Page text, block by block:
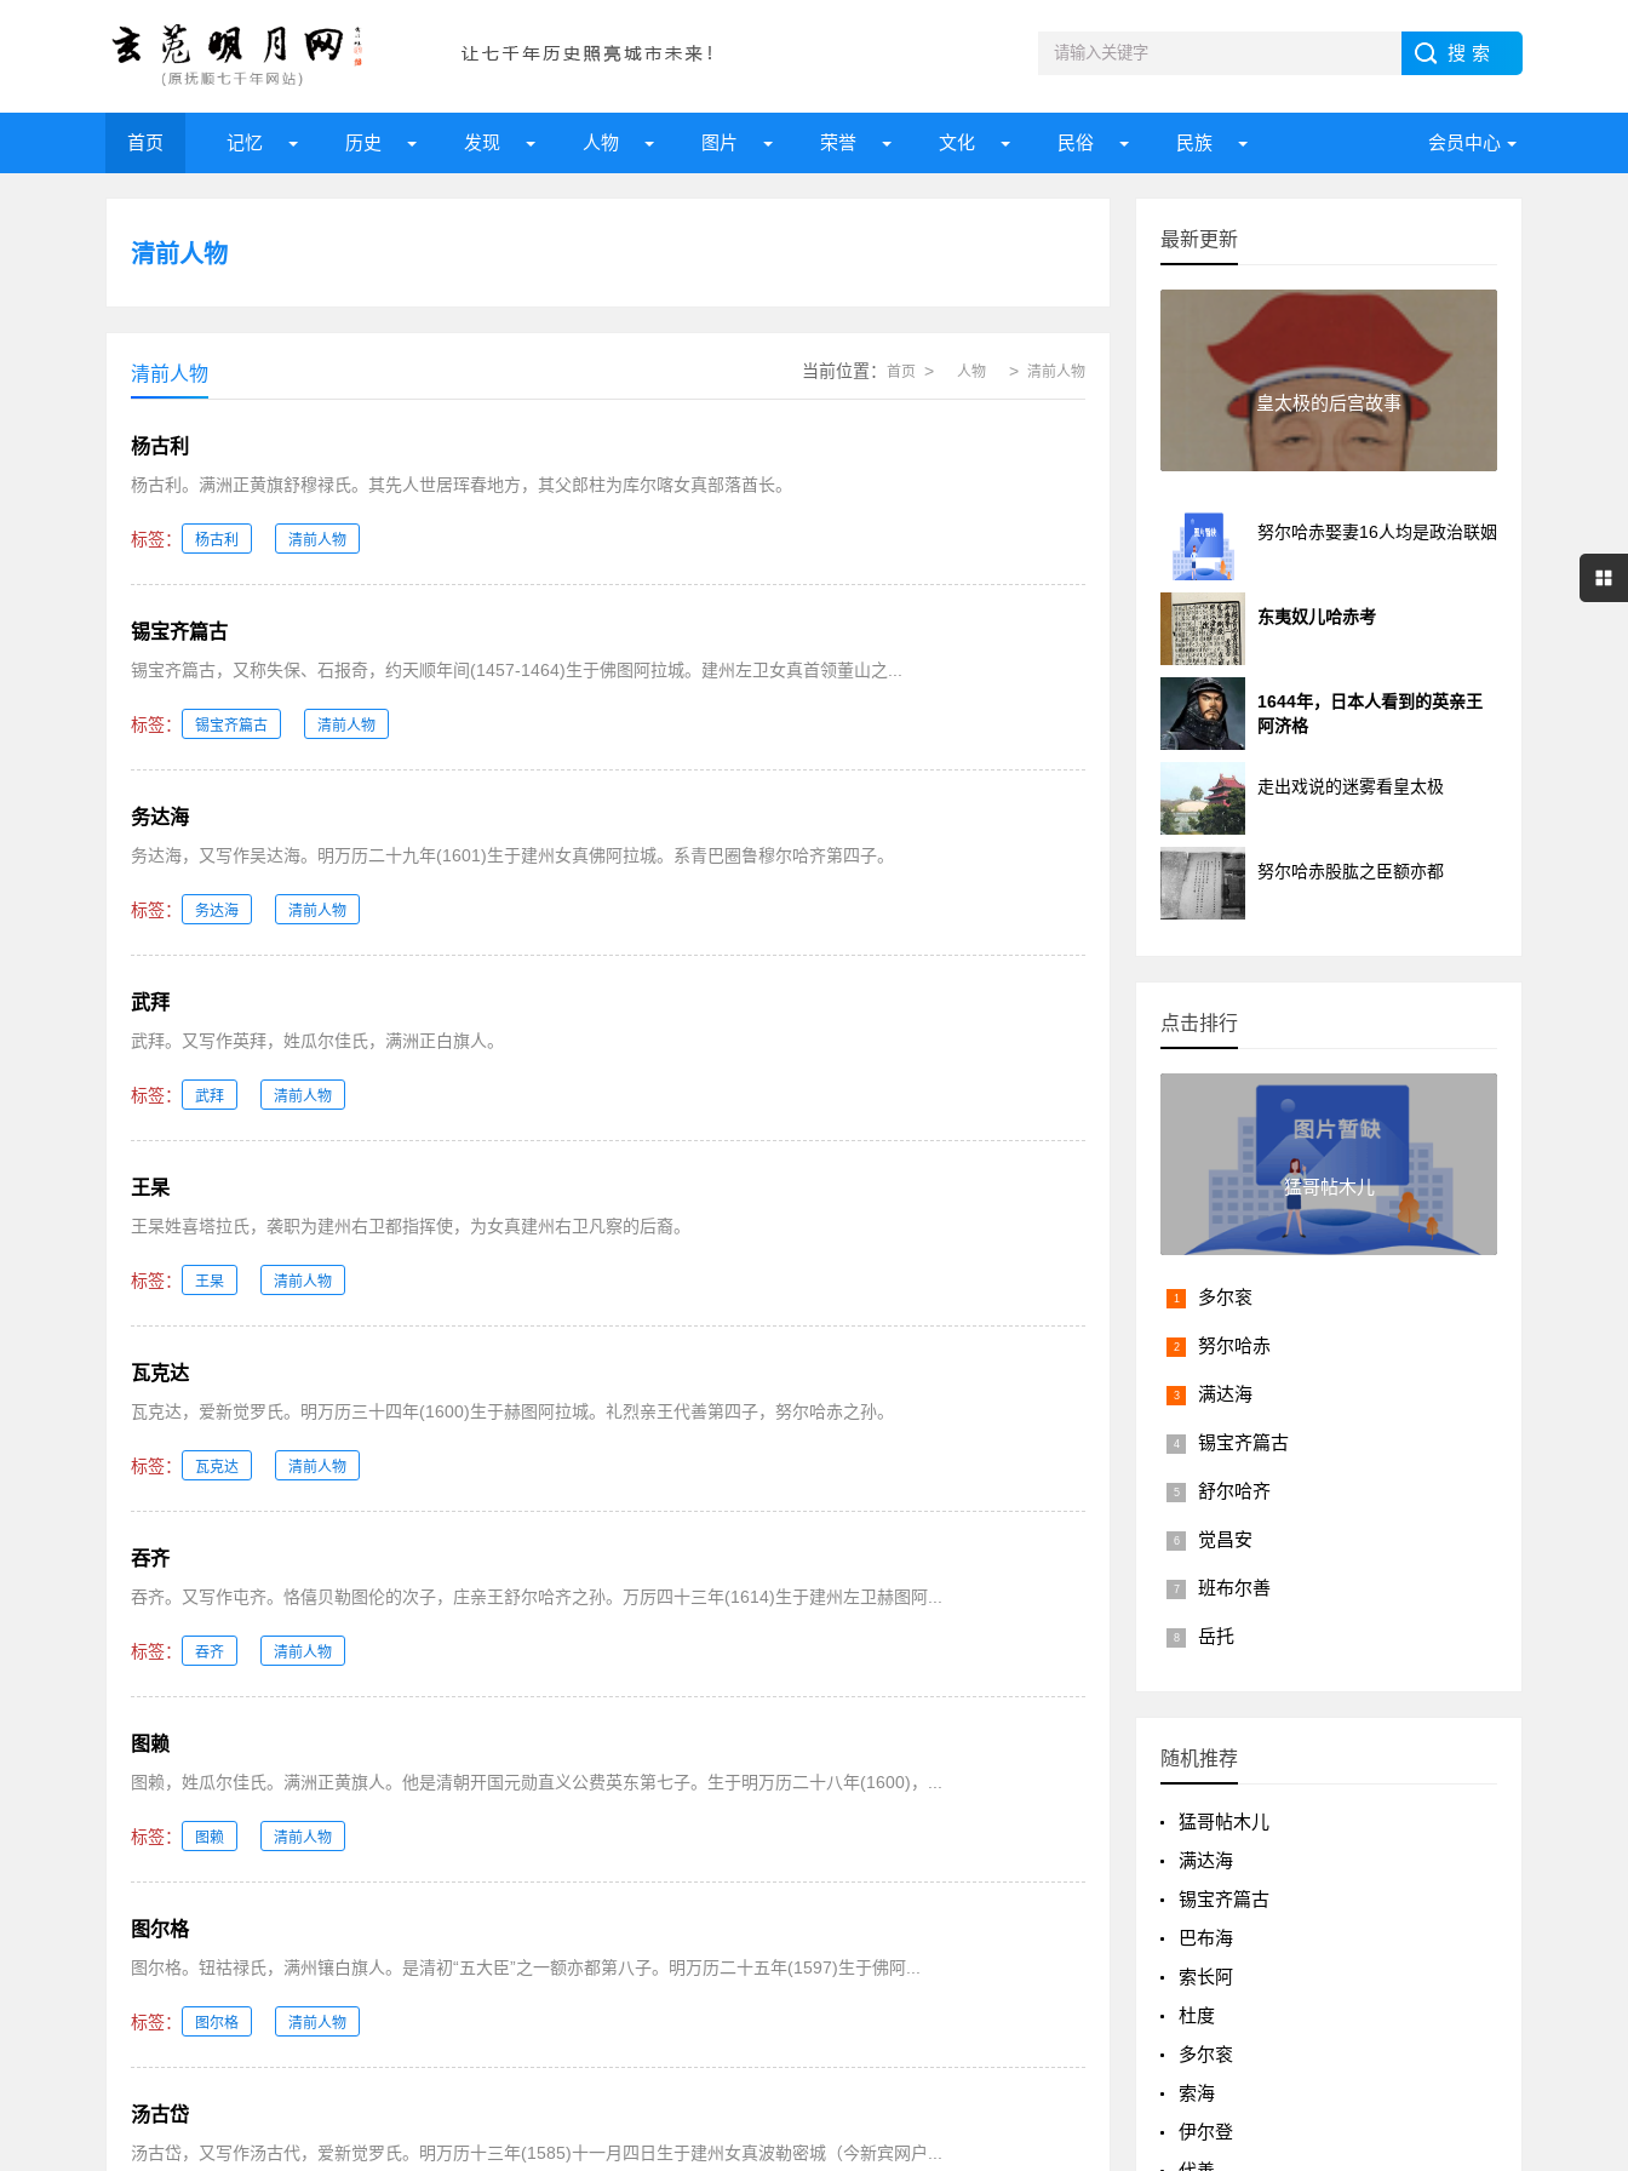
首页 记忆 历史 发现 人物 图片 荣誉 文化 民俗 民族 会员中心
清前人物
当前位置： 首页 > 人物 > 清前人物
清前人物
杨古利
杨古利。满洲正黄旗舒穆禄氏。其先人世居珲春地方，其父郎柱为库尔喀女真部落酋长。
标签： 杨古利 清前人物
锡宝齐篇古
锡宝齐篇古，又称失保、石报奇，约天顺年间(1457-1464)生于佛图阿拉城。建州左卫女真首领董山之...
标签： 锡宝齐篇古 清前人物
务达海
务达海，又写作吴达海。明万历二十九年(1601)生于建州女真佛阿拉城。系青巴圈鲁穆尔哈齐第四子。
标签： 务达海 清前人物
武拜
武拜。又写作英拜，姓瓜尔佳氏，满洲正白旗人。
标签： 武拜 清前人物
王杲
王杲姓喜塔拉氏，袭职为建州右卫都指挥使，为女真建州右卫凡察的后裔。
标签： 王杲 清前人物
瓦克达
瓦克达，爱新觉罗氏。明万历三十四年(1600)生于赫图阿拉城。礼烈亲王代善第四子，努尔哈赤之孙。
标签： 瓦克达 清前人物
吞齐
吞齐。又写作屯齐。恪僖贝勒图伦的次子，庄亲王舒尔哈齐之孙。万厉四十三年(1614)生于建州左卫赫图阿...
标签： 吞齐 清前人物
图赖
图赖，姓瓜尔佳氏。满洲正黄旗人。他是清朝开国元勋直义公费英东第七子。生于明万历二十八年(1600)，...
标签： 图赖 清前人物
图尔格
图尔格。钮祜禄氏，满州镶白旗人。是清初“五大臣”之一额亦都第八子。明万历二十五年(1597)生于佛阿...
标签： 图尔格 清前人物
汤古岱
汤古岱，又写作汤古代，爱新觉罗氏。明万历十三年(1585)十一月四日生于建州女真波勒密城（今新宾网户...
最新更新
皇太极的后宫故事
努尔哈赤娶妻16人均是政治联姻
东夷奴儿哈赤考
1644年，日本人看到的英亲王
阿济格
走出戏说的迷雾看皇太极
努尔哈赤股肱之臣额亦都
点击排行
猛哥帖木儿
多尔衮
努尔哈赤
满达海
锡宝齐篇古
舒尔哈齐
觉昌安
班布尔善
岳托
随机推荐
猛哥帖木儿
满达海
锡宝齐篇古
巴布海
索长阿
杜度
多尔衮
索海
伊尔登